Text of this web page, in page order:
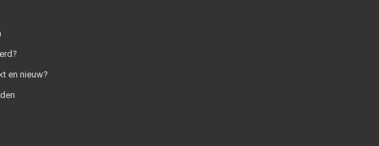
en nieuw?